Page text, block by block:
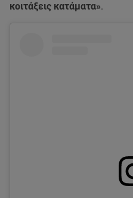
κοιτάξεις κατάματα».